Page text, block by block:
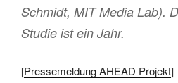
Schmidt, MIT Media Lab).
Studie ist ein Jahr.
[Pressemeldung AHEAD Projekt]